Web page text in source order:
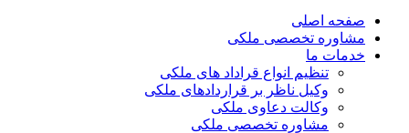
صفحه اصلی
مشاوره تخصصی ملکی
خدمات ما
تنظیم انواع قراداد های ملکی
وکیل ناظر بر قراردادهای ملکی
وکالت دعاوی ملکی
مشاوره تخصصی ملکی